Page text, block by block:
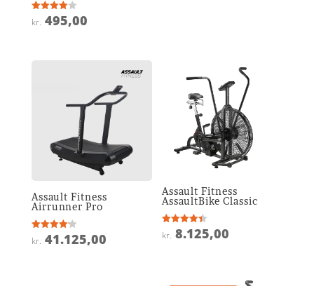
Vurderet
4
kr. 495,00
Assault Fitness
Airrunner Pro
Vurderet
4.2
kr. 41.125,00
Assault Fitness
AssaultBike Classic
Vurderet
4.4
kr. 8.125,00